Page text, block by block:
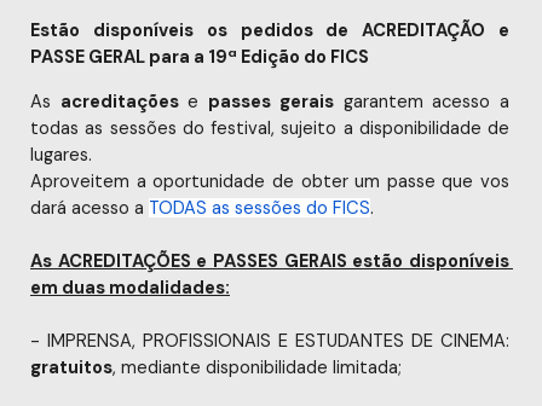
Estão disponíveis os pedidos de ACREDITAÇÃO e
PASSE GERAL para a 19ª Edição do FICS
As acreditações e passes gerais garantem acesso a
todas as sessões do festival, sujeito a disponibilidade de
lugares.
Aproveitem a oportunidade de obter um passe que vos
dará acesso a TODAS as sessões do FICS.
As ACREDITAÇÕES e PASSES GERAIS estão disponíveis
em duas modalidades:
gratuitos, mediante disponibilidade limitada;